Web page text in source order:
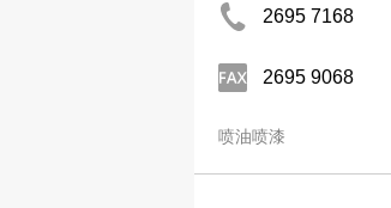
2695 7168
2695 9068
喷油喷漆